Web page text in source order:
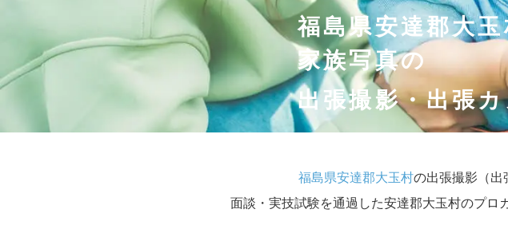
福島県安達郡大
家族写真の
出張撮影・出張
福島県安達郡大玉村の出張撮影（出
面談・実技試験を通過した安達郡大玉村のプロ